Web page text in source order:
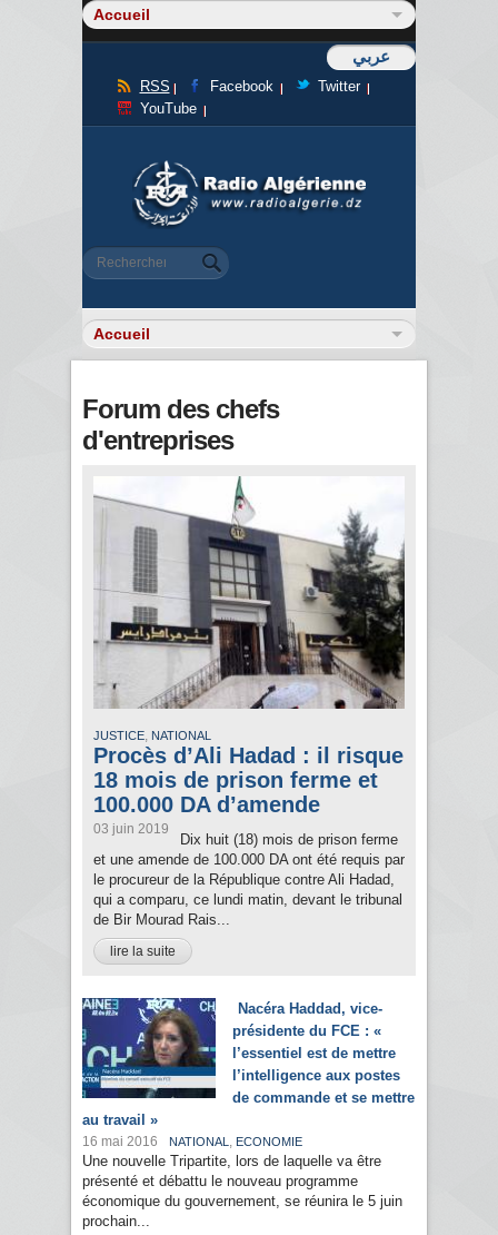
عربي
RSS Facebook
Twitter
YouTube
Formulaire de recherche
Rechercher
Forum des chefs
d'entreprises
JUSTICE, NATIONAL
Procès d’Ali Hadad : il risque
18 mois de prison ferme et
100.000 DA d’amende
03 juin 2019
Dix huit (18) mois de prison ferme
et une amende de 100.000 DA ont été requis par
le procureur de la République contre Ali Hadad,
qui a comparu, ce lundi matin, devant le tribunal
de Bir Mourad Rais...
lire la suite
Nacéra Haddad, vice-
présidente du FCE : «
l’essentiel est de mettre
l’intelligence aux postes
de commande et se mettre
au travail »
16 mai 2016 NATIONAL , ECONOMIE
Une nouvelle Tripartite, lors de laquelle va être
présenté et débattu le nouveau programme
économique du gouvernement, se réunira le 5 juin
prochain...